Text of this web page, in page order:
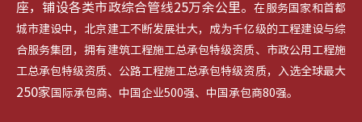
座，铺设各类市政综合管线25万余公里。在服务国家和首都
城市建设中，北京建工不断发展壮大，成为千亿级的工程建设与综
合服务集团，拥有建筑工程施工总承包特级资质、市政公用工程施
工总承包特级资质、公路工程施工总承包特级资质，入选全球最大
250家 国际承包商、中国企业500强、中国承包商80强。